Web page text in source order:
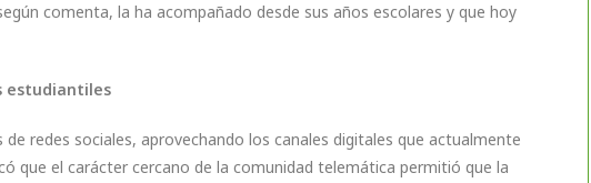
comenta, la ha acompañado desde sus años escolares y que hoy
estudiantiles
redes sociales, aprovechando los canales digitales que actualmente
que el carácter cercano de la comunidad telemática permitió que la